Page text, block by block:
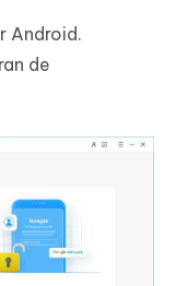
Android.
de